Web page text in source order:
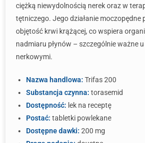
ciężką niewydolnością nerek oraz w
tętniczego. Jego działanie moczopędne
objętość krwi krążącej, co wspiera
nadmiaru płynów – szczególnie ważne
nerkowymi.
Nazwa handlowa: Trifas 200
Substancja czynna: torasemid
Dostępność: lek na receptę
Postać: tabletki powlekane
Dostępne dawki: 200 mg